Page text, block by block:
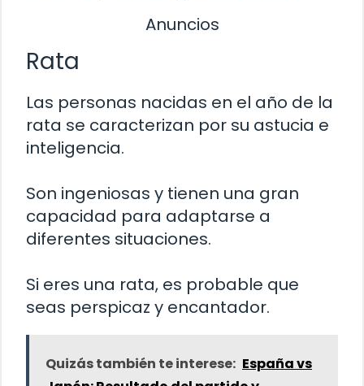
Anuncios
Rata
Las personas nacidas en el año de la
rata se caracterizan por su astucia e
inteligencia.
Son ingeniosas y tienen una gran
capacidad para adaptarse a
diferentes situaciones.
Si eres una rata, es probable que
seas perspicaz y encantador.
Quizás también te interese: España vs